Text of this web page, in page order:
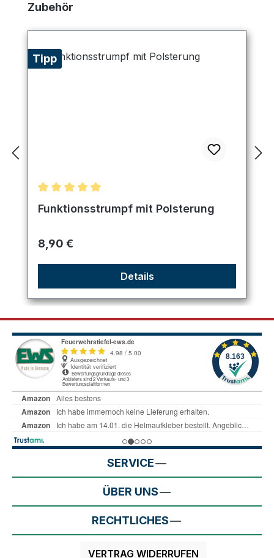
Produktgalerie überspringen
Zubehör
Tipp
Durchschnittliche Bewertung von 5 von 5 Sternen
Funktionsstrumpf mit Polsterung
Regulärer Preis:
8,90 €
Details
SERVICE
ÜBER UNS
RECHTLICHES
VERTRAG WIDERRUFEN